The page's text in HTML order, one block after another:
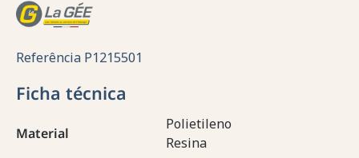
Referência P1215501
Ficha técnica
Material
Polietileno
Resina